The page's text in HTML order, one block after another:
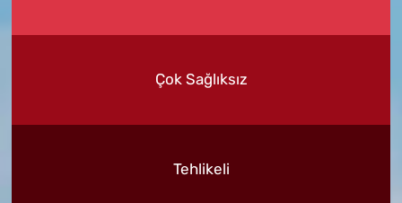
Çok Sağlıksız
Tehlikeli